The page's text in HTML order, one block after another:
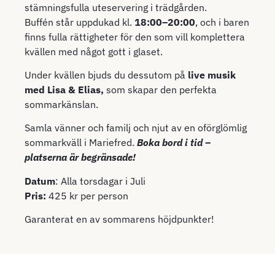
stämningsfulla uteservering i trädgården.
Buffén står uppdukad kl. 18:00–20:00, och i baren
finns fulla rättigheter för den som vill komplettera
kvällen med något gott i glaset.
Under kvällen bjuds du dessutom på live musik
med Lisa & Elias, som skapar den perfekta
sommarkänslan.
Samla vänner och familj och njut av en oförglömlig
sommarkväll i Mariefred. Boka bord i tid–
platserna är begränsade!
Datum: Alla torsdagar i Juli
Pris: 425 kr per person
Garanterat en av sommarens höjdpunkter!